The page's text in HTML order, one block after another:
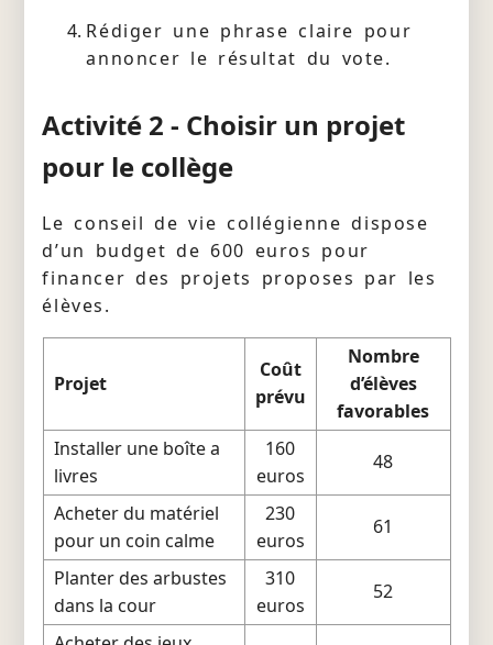
Rédiger une phrase claire pour
annoncer le résultat du vote.
Activité 2 - Choisir un projet
pour le collège
Le conseil de vie collégienne dispose
d’un budget de 600 euros pour
financer des projets proposes par les
élèves.
Projet
Coût
prévu
Nombre
d’élèves
favorables
Installer une boîte a
livres
160
euros
48
Acheter du matériel
pour un coin calme
230
euros
61
Planter des arbustes
dans la cour
310
euros
52